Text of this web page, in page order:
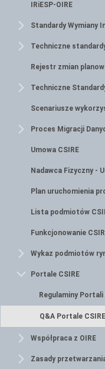
IRiESP-OIRE
Standardy Wymiany
Techniczne
Rejestr zmian
Techniczne
Scenariusze
Proces Migracji
Umowa CSIRE
Nadawca Fizyczny -
Plan uruchomienia
Lista podmiotów
Funkcjonowanie
Wykaz podmiotów
Portale CSIRE
Regulaminy Portali
Q&A Portale CSIRE
Współpraca z OIRE
Zasady